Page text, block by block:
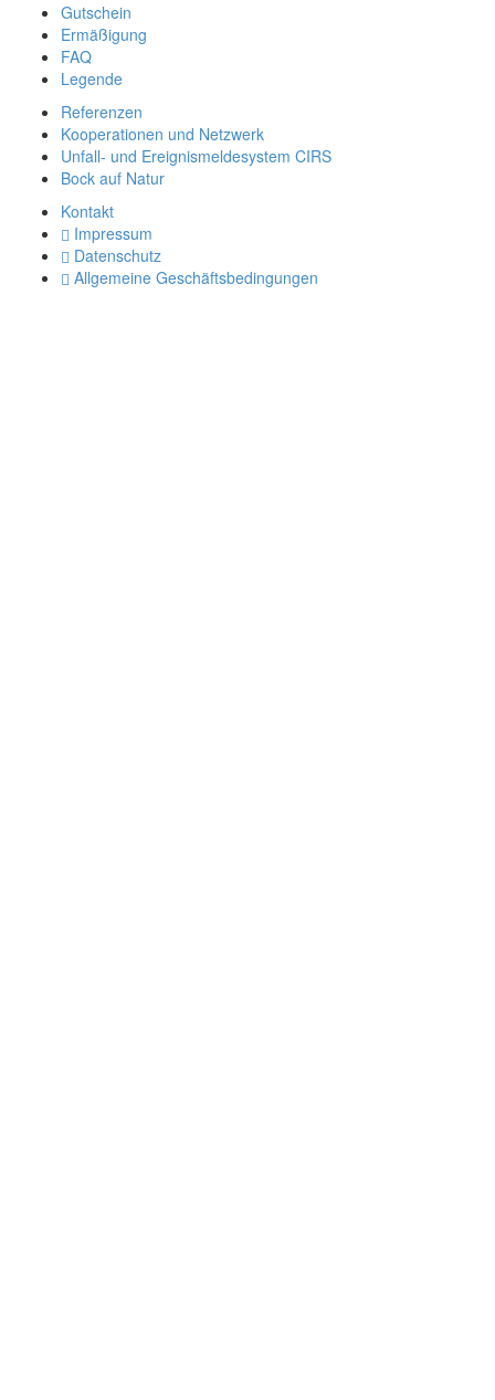
Gutschein
Ermäßigung
FAQ
Legende
Referenzen
Kooperationen und Netzwerk
Unfall- und Ereignismeldesystem CIRS
Bock auf Natur
Kontakt
Impressum
Datenschutz
Allgemeine Geschäftsbedingungen